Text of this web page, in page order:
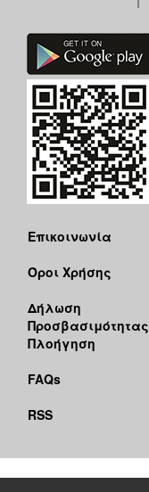
Επικοινωνία
Όροι Χρήσης
Δήλωση
Προσβασιμότητας
Πλοήγηση
FAQs
RSS